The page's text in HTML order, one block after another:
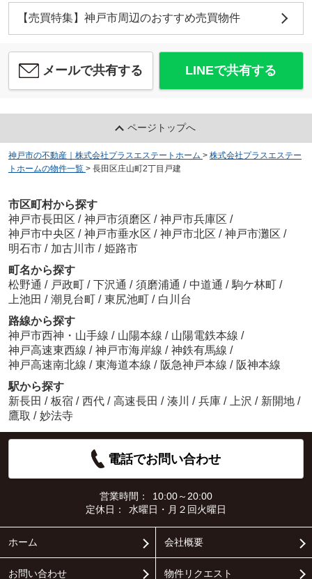
【売買特集】神戸市周辺のおすすめ売買物件
メールで共有する LINEで共有する
ページトップへ
神戸市の不動産｜株式会社プラスエステートホーム > 株式会社プラスエステー
トホームの物件一覧 > 長田区庄山町2丁目戸建
市区町村から探す
神戸市長田区 / 神戸市須磨区 / 神戸市兵庫区 /
神戸市中央区 / 神戸市垂水区 / 神戸市北区 / 神戸市灘区 /
明石市 / 加古川市 / 姫路市
町名から探す
松野通 / 戸政町 / 下沢通 / 須磨浦通 / 中道通 / 駒ケ林町 /
上池田 / 潮見台町 / 東尻池町 / 白川台
路線から探す
神戸市西神・山手線 / 山陽本線 / 山陽電鉄本線 /
神戸高速東西線 / 神戸市海岸線 / 神鉄有馬線 /
神戸高速南北線 / 東海道本線 / 阪急神戸本線 / 阪神本線
駅から探す
新長田 / 板宿 / 西代 / 高速長田 / 湊川 / 兵庫 / 上沢 / 新開地 /
鷹取 / 妙法寺
電話でお問い合わせ
営業時間：
10:00～20:00
定休日：
水曜日・月２回火曜日
ホーム 会社概要
お問い合わせ 物件リクエスト